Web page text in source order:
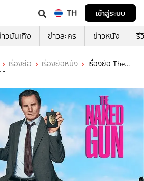
TH
เข้าสู่ระบบ
วบันเทิง ข่าวละคร ข่าวหนัง รี
เรื่องย่อ เรื่องย่อหนัง
เรื่องย่อ The
อย 2025